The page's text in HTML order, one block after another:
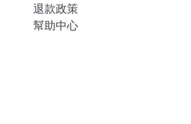
退款政策
幫助中心